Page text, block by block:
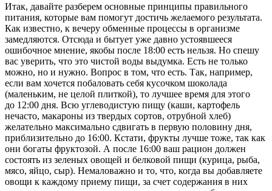
Итак, давайте разберем основные принципы правильного
питания, которые вам помогут достичь желаемого результата.
Как известно, к вечеру обменные процессы в организме
замедляются. Отсюда и бытует уже давно устоявшееся
ошибочное мнение, якобы после 18:00 есть нельзя. Но спешу
вас уверить, что это чистой воды выдумка. Есть не только
можно, но и нужно. Вопрос в том, что есть. Так, например,
если вам хочется побаловать себя кусочком шоколада
(маленьким, не целой плиткой), то лучшее время для этого
до 12:00 дня. Всю углеводистую пищу (каши, картофель
нечасто, макароны из твердых сортов, отрубной хлеб)
желательно максимально сдвигать в первую половину дня,
приблизительно до 16:00. Кстати, фрукты лучше тоже, так как
они богаты фруктозой. А после 16:00 ваш рацион должен
состоять из зеленых овощей и белковой пищи (курица, рыба,
мясо, яйцо, сыр). Немаловажно и то, что, когда вы добавляете
овощи к каждому приему пищи, за счет содержания в них